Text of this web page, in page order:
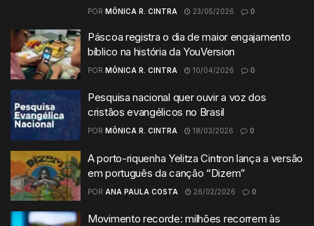
POR MÔNICA R. CINTRA 23/05/2026 0
Páscoa registra o dia de maior engajamento
bíblico na história da YouVersion
POR MÔNICA R. CINTRA 10/04/2026 0
Pesquisa nacional quer ouvir a voz dos
cristãos evangélicos no Brasil
POR MÔNICA R. CINTRA 18/03/2026 0
A porto-riquenha Yelitza Cintron lança a versão
em português da canção “Dizem”
POR ANA PAULA COSTA 26/02/2026 0
Movimento recorde: milhões recorrem às